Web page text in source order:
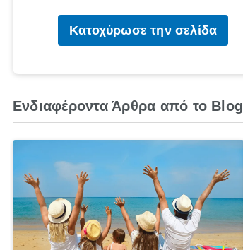
Κατοχύρωσε την σελίδα
Ενδιαφέροντα Άρθρα από το